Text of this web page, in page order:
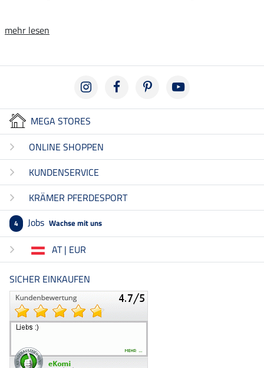
mehr lesen
MEGA STORES
ONLINE SHOPPEN
KUNDENSERVICE
KRÄMER PFERDESPORT
4 Jobs Wachse mit uns
AT | EUR
SICHER EINKAUFEN